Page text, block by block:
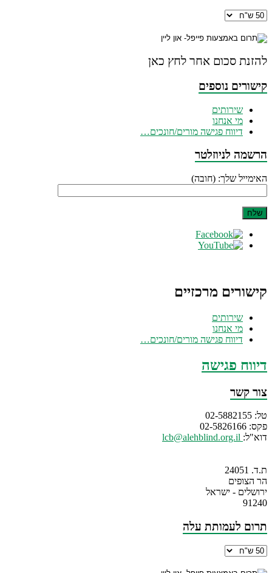
להזנת סכום אחר לחץ כאן
קישורים נוספים
שירותים
מי אנחנו
דיווח פגישה מורים/חונכים…
הרשמה לניוזלטר
האימייל שלך: (חובה)
קישורים מרכזיים
שירותים
מי אנחנו
דיווח פגישה מורים/חונכים…
דיווח פגישה
צור קשר
טל: 02-5882155
פקס: 02-5826166
דוא"ל:
ת.ד. 24051
הר הצופים
ירושלים - ישראל
91240
תרום לעמותת עלה